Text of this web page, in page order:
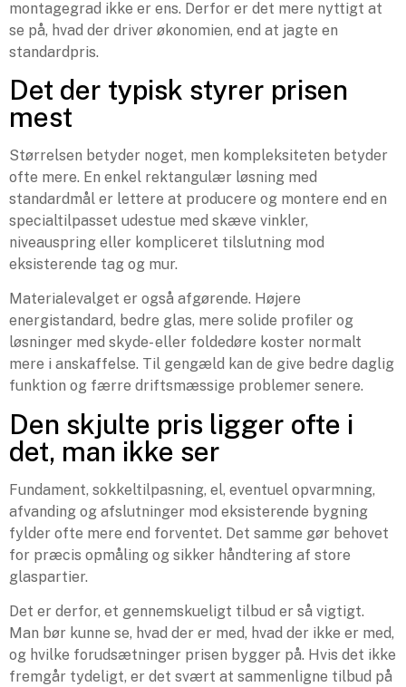
montagegrad ikke er ens. Derfor er det mere nyttigt at
se på, hvad der driver økonomien, end at jagte en
standardpris.
Det der typisk styrer prisen
mest
Størrelsen betyder noget, men kompleksiteten betyder
ofte mere. En enkel rektangulær løsning med
standardmål er lettere at producere og montere end en
specialtilpasset udestue med skæve vinkler,
niveauspring eller kompliceret tilslutning mod
eksisterende tag og mur.
Materialevalget er også afgørende. Højere
energistandard, bedre glas, mere solide profiler og
løsninger med skyde- eller foldedøre koster normalt
mere i anskaffelse. Til gengæld kan de give bedre daglig
funktion og færre driftsmæssige problemer senere.
Den skjulte pris ligger ofte i
det, man ikke ser
Fundament, sokkeltilpasning, el, eventuel opvarmning,
afvanding og afslutninger mod eksisterende bygning
fylder ofte mere end forventet. Det samme gør behovet
for præcis opmåling og sikker håndtering af store
glaspartier.
Det er derfor, et gennemskueligt tilbud er så vigtigt.
Man bør kunne se, hvad der er med, hvad der ikke er med,
og hvilke forudsætninger prisen bygger på. Hvis det ikke
fremgår tydeligt, er det svært at sammenligne tilbud på